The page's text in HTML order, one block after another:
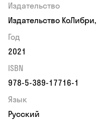
Издательство
Издательство
Год
2021
ISBN
978-5-389-17716-1
Язык
Русский